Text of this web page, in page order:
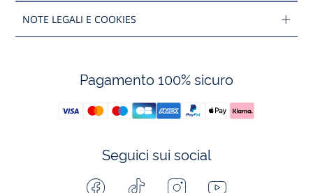
NOTE LEGALI E COOKIES
Pagamento 100% sicuro
Seguici sui social
FacebookTiktok InstagramYoutube